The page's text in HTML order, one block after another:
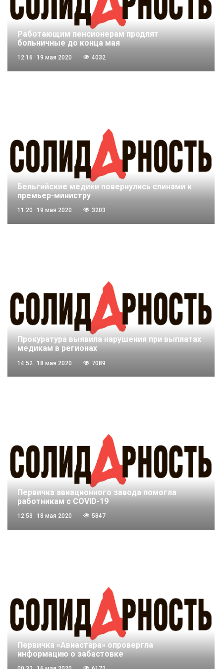
Работающим пенсионерам продлят
больничные до конца мая
12:16 19 мая 2020 4032
Бельгийские медики повернулись спинами к
премьер-министру
11:20 19 мая 2020 3203
Прокуратура выявила нарушения при выплатах
медикам в регионах
14:52 18 мая 2020 7089
Первичка авиационного завода помогла
работникам с COVID-19
12:53 18 мая 2020 5847
Первичка «Авиастара» опровергла
информацию о забастовке